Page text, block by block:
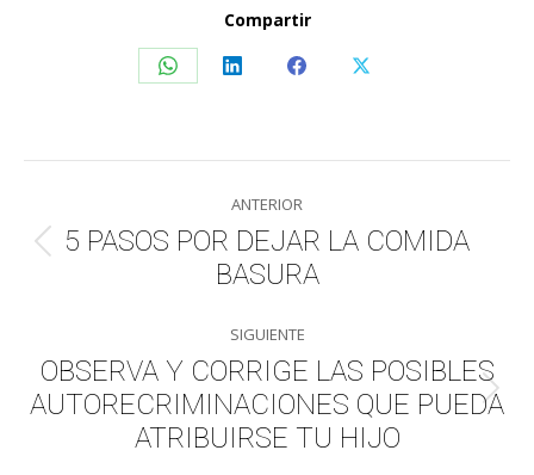
Compartir
Share
WhatsApp
Share
LinkedIn
Share
Facebook
Share
X
Navegación
entre
publicaciones
ANTERIOR
Publicación
anterior:
5 PASOS POR DEJAR LA COMIDA
BASURA
SIGUIENTE
Publicación
siguiente:
OBSERVA Y CORRIGE LAS POSIBLES
AUTORECRIMINACIONES QUE PUEDA
ATRIBUIRSE TU HIJO